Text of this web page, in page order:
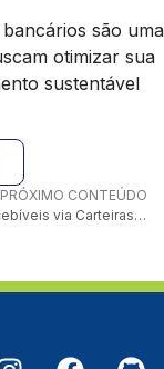
são uma
otimizar sua
sustentável
PRÓXIMO CONTEÚDO
O que é: Recebíveis via Carteiras Digitais